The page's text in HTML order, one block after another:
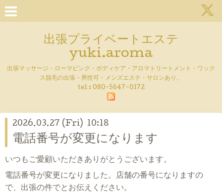
出張プライベートエステ
yuki.aroma
出張マッサージ・ローマピンク・ボディケア・アロマトリートメント・ワック
ス脱毛の出張・男性可・メンズエステ・サロンあり。
tel : 080-5647-0172
2026.03.27 (Fri) 10:18
電話番号が変更になります
いつもご愛顧いただきありがとうございます。
電話番号が変更になりました。店舗の番号になりますの
で、出張の件でとお伝えください。